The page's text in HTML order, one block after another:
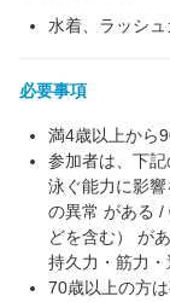
水着、ラッシ
必要事項
満4歳以上から
参加者は、下
泳ぐ能力に影
の異常 がある
どを含む） が
持久力・筋力・
70歳以上の方